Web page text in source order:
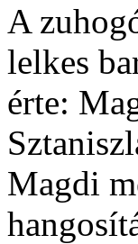
A
lelkes
érte:
Magdi